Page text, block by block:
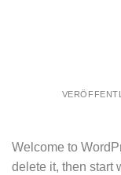
Welcome to
delete it, then start